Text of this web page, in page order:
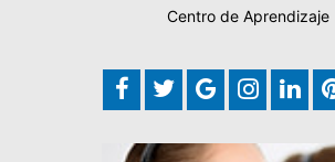
Centro de Aprendizaje